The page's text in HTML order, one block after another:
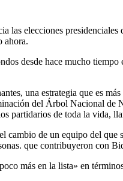
las elecciones
ahora.
desde hace mucho
una estrategia que es
del Árbol Nacional
partidarios de toda la vida,
cambio de un equipo del
que contribuyeron con
más en la lista» en